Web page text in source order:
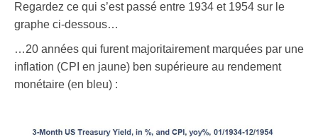
Regardez ce qui s’est passé entre 1934 et 1954 sur le
graphe ci-dessous…
…20 années qui furent majoritairement marquées par une
inflation (CPI en jaune) ben supérieure au rendement
monétaire (en bleu) :